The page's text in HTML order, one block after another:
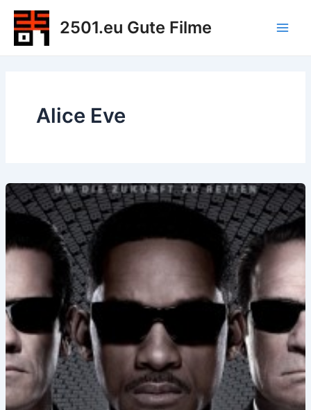
Zum
Inhalt
springen
2501.eu Gute Filme
Alice Eve